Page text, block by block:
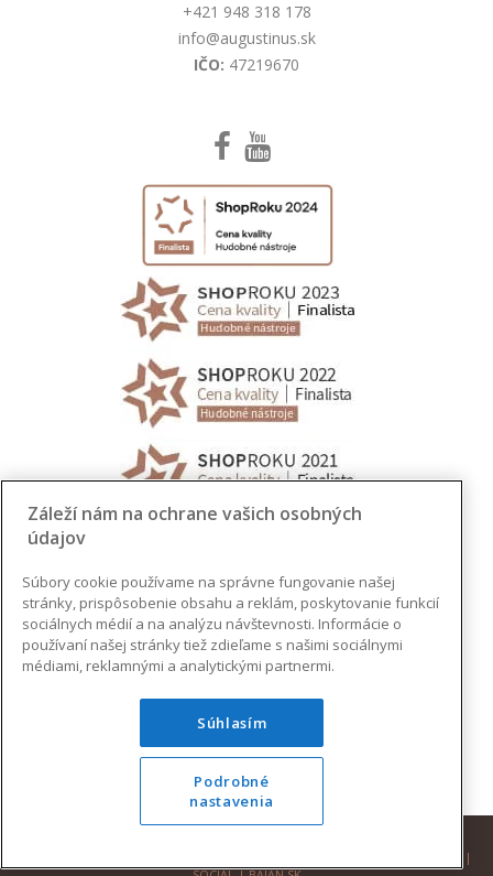
+421 948 318 178
info@augustinus.sk
IČO: 47219670
|
Záleží nám na ochrane vašich osobných
údajov
Súbory cookie používame na správne fungovanie našej
stránky, prispôsobenie obsahu a reklám, poskytovanie funkcií
sociálnych médií a na analýzu návštevnosti. Informácie o
používaní našej stránky tiež zdieľame s našimi sociálnymi
médiami, reklamnými a analytickými partnermi.
Súhlasím
Podrobné
nastavenia